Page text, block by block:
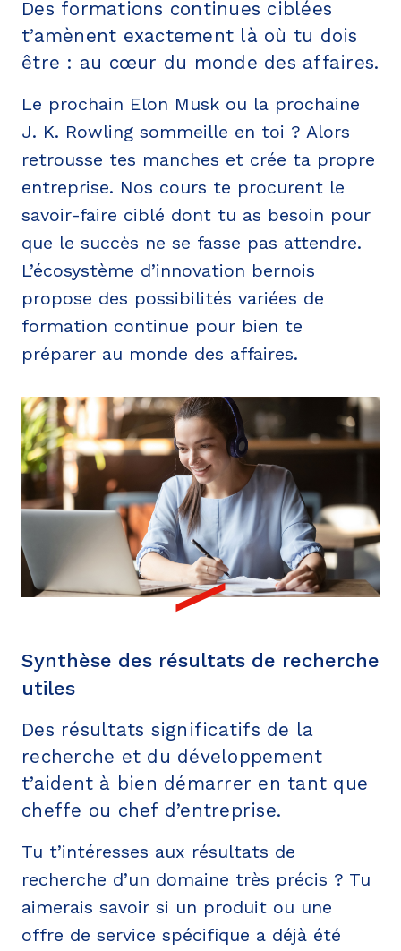
Des formations continues ciblées
t’amènent exactement là où tu dois
être : au cœur du monde des affaires.
Le prochain Elon Musk ou la prochaine
J. K. Rowling sommeille en toi ? Alors
retrousse tes manches et crée ta propre
entreprise. Nos cours te procurent le
savoir-faire ciblé dont tu as besoin pour
que le succès ne se fasse pas attendre.
L’écosystème d’innovation bernois
propose des possibilités variées de
formation continue pour bien te
préparer au monde des affaires.
Synthèse des résultats de recherche
utiles
Des résultats significatifs de la
recherche et du développement
t’aident à bien démarrer en tant que
cheffe ou chef d’entreprise.
Tu t’intéresses aux résultats de
recherche d’un domaine très précis ? Tu
aimerais savoir si un produit ou une
offre de service spécifique a déjà été